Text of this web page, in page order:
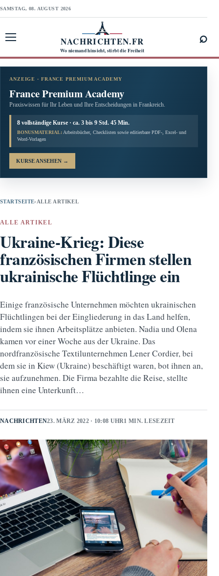
SAMSTAG, 08. AUGUST 2026
NACHRICHTEN.FR
Wo niemand hinsieht, stirbt die Freiheit
⌕
ANZEIGE · FRANCE PREMIUM ACADEMY
France Premium Academy
Praxiswissen für Ihr Leben und Ihre Entscheidungen in Frankreich.
8 vollständige Kurse · ca. 3 bis 9 Std. 45 Min.
BONUSMATERIAL: Arbeitsbücher, Checklisten sowie editierbare PDF-, Excel- und
Word-Vorlagen
KURSE ANSEHEN →
STARTSEITE› ALLE ARTIKEL
ALLE ARTIKEL
Ukraine-Krieg: Diese
französischen Firmen stellen
ukrainische Flüchtlinge ein
Einige französische Unternehmen möchten ukrainischen
Flüchtlingen bei der Eingliederung in das Land helfen,
indem sie ihnen Arbeitsplätze anbieten. Nadia und Olena
kamen vor einer Woche aus der Ukraine. Das
nordfranzösische Textilunternehmen Lener Cordier, bei
dem sie in Kiew (Ukraine) beschäftigt waren, bot ihnen an,
sie aufzunehmen. Die Firma bezahlte die Reise, stellte
ihnen eine Unterkunft…
NACHRICHTEN23. MÄRZ 2022 · 10:08 UHR1 MIN. LESEZEIT